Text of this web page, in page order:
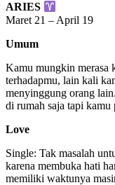
ARIES
Maret 21 – April 19
Umum
Kamu mungkin merasa
terhadapmu, lain kali
menyinggung orang
di rumah saja tapi kamu
Love
Single: Tak masalah
karena membuka hati
memiliki waktunya